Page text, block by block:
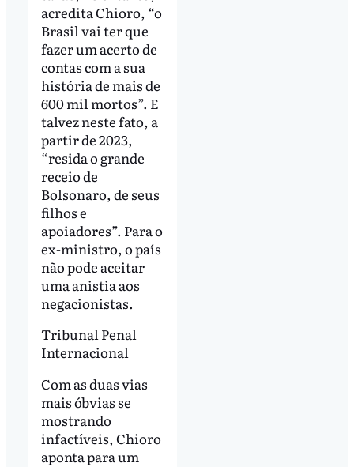
acredita Chioro, “o
Brasil vai ter que
fazer um acerto de
contas com a sua
história de mais de
600 mil mortos”. E
talvez neste fato, a
partir de 2023,
“resida o grande
receio de
Bolsonaro, de seus
filhos e
apoiadores”. Para o
ex-ministro, o país
não pode aceitar
uma anistia aos
negacionistas.
Tribunal Penal
Internacional
Com as duas vias
mais óbvias se
mostrando
infactíveis, Chioro
aponta para um